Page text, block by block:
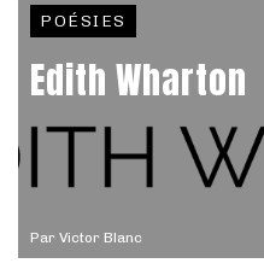
Par Victor Blanc
POÉSIES
Edith Wharton